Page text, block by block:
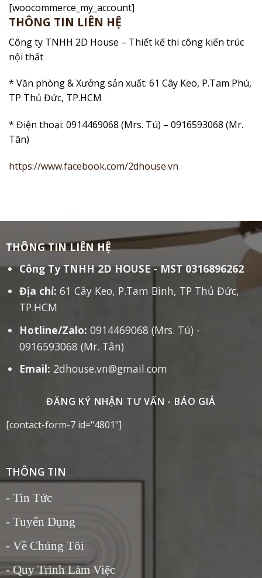
[woocommerce_my_account]
THÔNG TIN LIÊN HỆ
Công ty TNHH 2D House – Thiết kế thi công kiến trúc
nội thất
* Văn phòng & Xưởng sản xuất: 61 Cây Keo, P.Tam Phú,
TP Thủ Đức, TP.HCM
* Điện thoại: 0914469068 (Mrs. Tú) – 0916593068 (Mr.
Tân)
https://www.facebook.com/2dhouse.vn
THÔNG TIN LIÊN HỆ
Công Ty TNHH 2D HOUSE - MST 0316896262
Địa chỉ: 61 Cây Keo, P.Tam Bình, TP Thủ Đức,
TP.HCM
Hotline/Zalo: 0914469068 (Mrs. Tú) -
0916593068 (Mr. Tân)
Email: 2dhouse.vn@gmail.com
ĐĂNG KÝ NHẬN TƯ VẤN - BÁO GIÁ
[contact-form-7 id="4801"]
THÔNG TIN
- Tin Tức
- Tuyển Dụng
- Về Chúng Tôi
- Quy Trình Làm Việc